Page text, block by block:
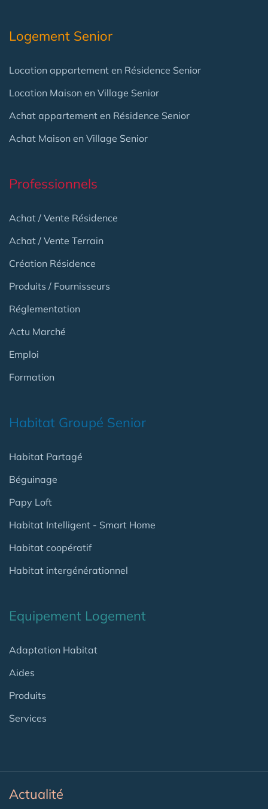
Logement Senior
Location appartement en Résidence Senior
Location Maison en Village Senior
Achat appartement en Résidence Senior
Achat Maison en Village Senior
Professionnels
Achat / Vente Résidence
Achat / Vente Terrain
Création Résidence
Produits / Fournisseurs
Réglementation
Actu Marché
Emploi
Formation
Habitat Groupé Senior
Habitat Partagé
Béguinage
Papy Loft
Habitat Intelligent - Smart Home
Habitat coopératif
Habitat intergénérationnel
Equipement Logement
Adaptation Habitat
Aides
Produits
Services
Actualité